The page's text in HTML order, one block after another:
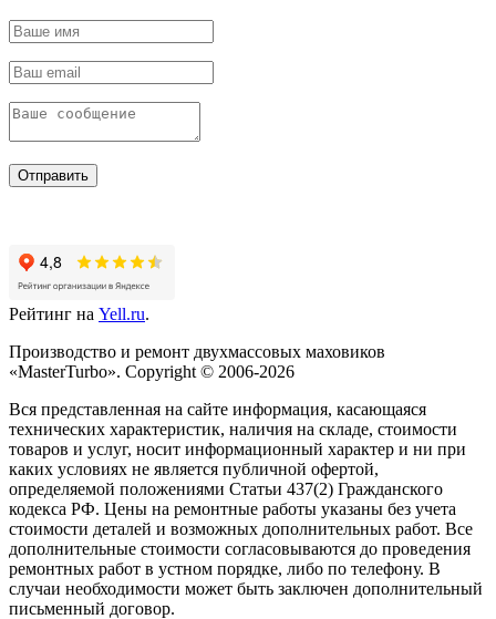
Отправить
Рейтинг на Yell.ru.
Производство и ремонт двухмассовых маховиков
«MasterTurbo». Copyright © 2006-2026
Вся представленная на сайте информация, касающаяся
технических характеристик, наличия на складе, стоимости
товаров и услуг, носит информационный характер и ни при
каких условиях не является публичной офертой,
определяемой положениями Статьи 437(2) Гражданского
кодекса РФ. Цены на ремонтные работы указаны без учета
стоимости деталей и возможных дополнительных работ. Все
дополнительные стоимости согласовываются до проведения
ремонтных работ в устном порядке, либо по телефону. В
случаи необходимости может быть заключен дополнительный
письменный договор.